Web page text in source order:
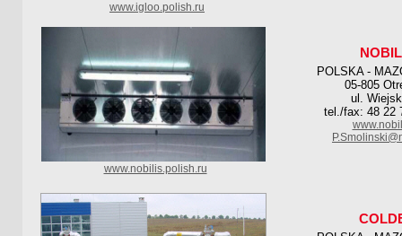
www.igloo.polish.ru
POLSKA -
05-805
ul.
tel./fax: 48 22
www.nobilis.polish.ru